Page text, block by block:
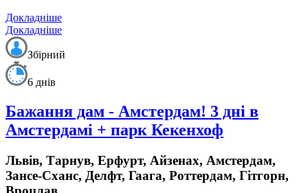
Докладніше
Докладніше
Збірний
6 днів
Бажання дам - Амстердам! 3 дні в
Амстердамі + парк Кекенхоф
Львів, Тарнув, Ерфурт, Айзенах, Амстердам,
Зансе-Сханс, Делфт, Гаага, Роттердам, Гітгорн,